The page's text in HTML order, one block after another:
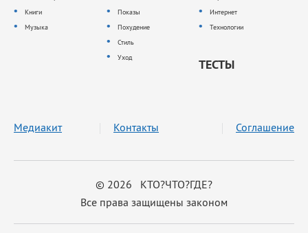
Книги
Музыка
Показы
Похудение
Стиль
Уход
Интернет
Технологии
ТЕСТЫ
© 2026 КТО?ЧТО?ГДЕ?
Все права защищены законом
Медиакит Контакты Соглашение